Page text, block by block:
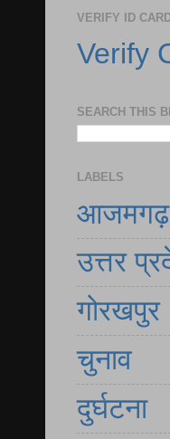
VERIFY ID
Verify
SEARCH THIS
LABELS
आजमगढ़
उत्तर
गोरखपुर
चुनाव
दुर्घटना